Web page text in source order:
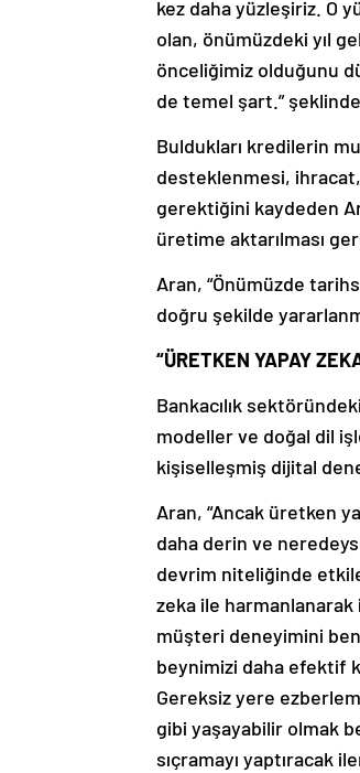
kez daha yüzleşiriz. O
olan, önümüzdeki yıl
önceliğimiz olduğunu
de temel şart.”
Buldukları kredilerin
desteklenmesi,
gerektiğini kaydeden
üretime aktarılması
Aran, “Önümüzde
doğru şekilde
“ÜRETKEN YAPAY
Bankacılık
modeller ve doğal dil
kişiselleşmiş dijital
Aran, “Ancak üretken
daha derin ve
devrim niteliğinde
zeka ile harmanlanarak
müşteri deneyimini
beynimizi daha efektif
Gereksiz yere
gibi yaşayabilir olmak
sıçramayı yaptıracak